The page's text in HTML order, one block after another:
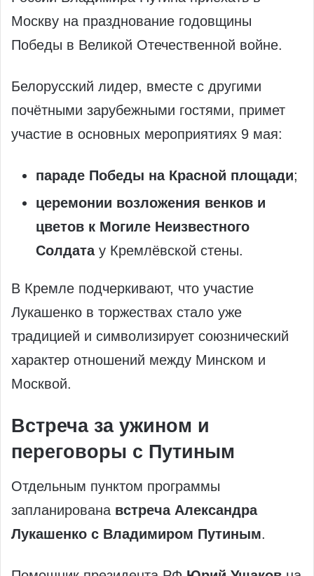
Москву на празднование годовщины
Победы в Великой Отечественной войне.
Белорусский лидер, вместе с другими
почётными зарубежными гостями, примет
участие в основных мероприятиях 9 мая:
параде Победы на Красной площади;
церемонии возложения венков и
цветов к Могиле Неизвестного
Солдатау Кремлёвской стены.
В Кремле подчеркивают, что участие
Лукашенко в торжествах стало уже
традицией и символизирует союзнический
характер отношений между Минском и
Москвой.
Встреча за ужином и
переговоры с Путиным
Отдельным пунктом программы
запланирована встреча Александра
Лукашенко с Владимиром Путиным.